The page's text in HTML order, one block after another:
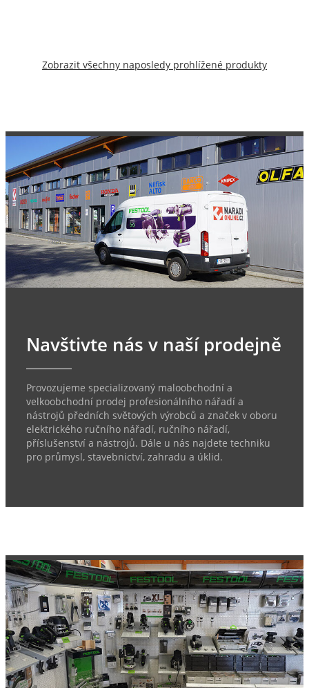
Zobrazit všechny naposledy prohlížené produkty
Navštivte nás v naší prodejně
Provozujeme specializovaný maloobchodní a
velkoobchodní prodej profesionálního nářadí a
nástrojů předních světových výrobců a značek v oboru
elektrického ručního nářadí, ručního nářadí,
příslušenství a nástrojů. Dále u nás najdete techniku
pro průmysl, stavebnictví, zahradu a úklid.